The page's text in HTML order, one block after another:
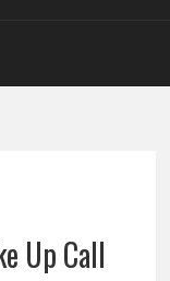
Up Call